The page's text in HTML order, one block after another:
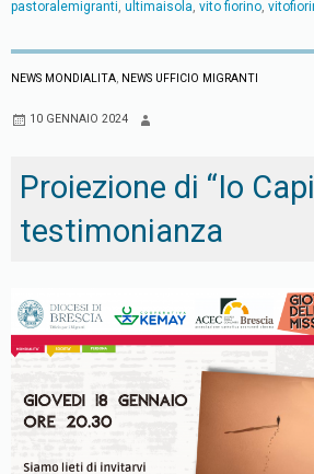
b
t
s
l
t
pastoralemigranti ultimaisola vito fiorino
NEWS MONDIALITA, NEWS UFFICIO MIGRANTI
10 GENNAIO 2024
Proiezione di “Io
testimonianza